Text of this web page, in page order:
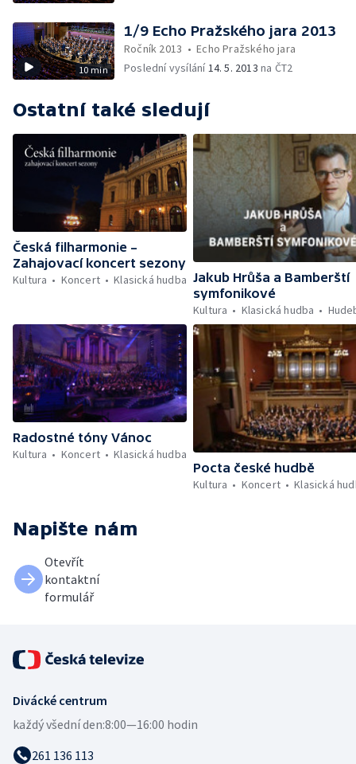
10 min
1/9 Echo Pražského jara 2013
Ročník 2013 •Echo Pražského jara
Poslední vysílání14. 5. 2013 na ČT2
Ostatní také sledují
Česká filharmonie –
Zahajovací koncert sezony
Kultura
Koncert Klasická hudba Jakub Hrůša a Bamberští
symfonikové
Kultura
Klasická hudba
Radostné tóny Vánoc
Kultura
Koncert
Klasická hudba
Pocta české hudbě
Kultura
Koncert Klasická
Napište nám
Otevřít
kontaktní
formulář
Divácké centrum
každý všední den:8:00—16:00 hodin
261 136 113